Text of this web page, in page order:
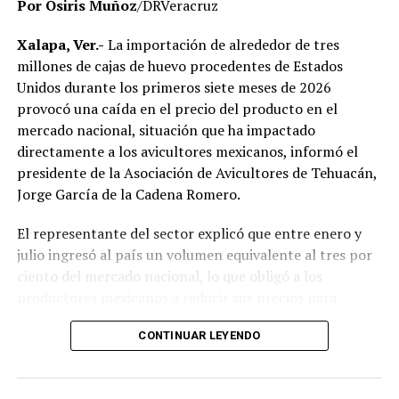
señalaron que un grupo de profesores ha manifestado
su inconformidad con el proceso de revisión, al
considerar que las investigaciones podrían afectar
intereses al interior de la institución.
De acuerdo con esos testimonios, el grupo identificado
comoMovimiento Estatal UPAV, integrado
públicamente por Verónica Sánchez Ramos, Mauricio
Ivette Lara Barradas, Roberto Ibáñez y Carlos Enrique
Sierra, ha cuestionado las acciones emprendidas por las
autoridades universitarias y estatales.
informado la conclusión de las investigaciones ni la
emisión de sanciones o resoluciones específicas. El
proceso de regularización continúa conforme a los
Por Osiris Muñoz/DRVeracruz
Xalapa, Ver.- La importación de alrededor de tres
millones de cajas de huevo procedentes de Estados
Unidos durante los primeros siete meses de 2026
provocó una caída en el precio del producto en el
mercado nacional, situación que ha impactado
directamente a los avicultores mexicanos, informó el
presidente de la Asociación de Avicultores de Tehuacán,
Jorge García de la Cadena Romero.
El representante del sector explicó que entre enero y
julio ingresó al país un volumen equivalente al tres por
ciento del mercado nacional, lo que obligó a los
mantenerse competitivos frente al producto importado.
de tres millones de cajas de huevo, lo que representa
CONTINUAR LEYENDO